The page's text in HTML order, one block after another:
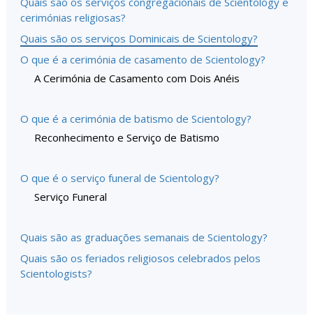
cerimónias religiosas?
Quais são os serviços Dominicais de Scientology?
O que é a cerimónia de casamento de Scientology?
A Cerimónia de Casamento com Dois Anéis
O que é a cerimónia de batismo de Scientology?
Reconhecimento e Serviço de Batismo
O que é o serviço funeral de Scientology?
Serviço Funeral
Quais são as graduações semanais de Scientology?
Quais são os feriados religiosos celebrados pelos
Scientologists?